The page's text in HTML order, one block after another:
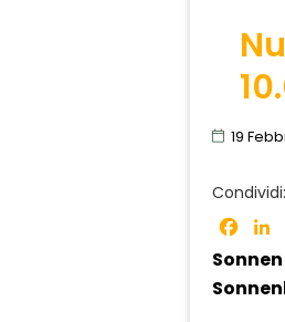
19
Condividi:
Sonnen